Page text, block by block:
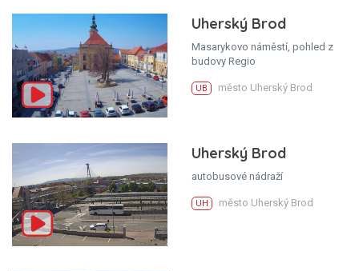
Uherský Brod
Masarykovo náměstí, pohled z
budovy Regio
UB město Uherský Brod
Uherský Brod
autobusové nádraží
UH město Uherský Brod